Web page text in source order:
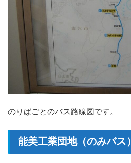
のりばごとのバス路線図です。
能美工業団地（のみバス）